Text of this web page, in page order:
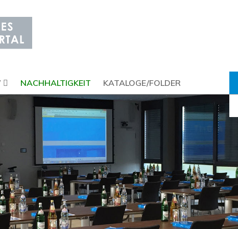
NACHHALTIGKEIT KATALOGE/FOLDER